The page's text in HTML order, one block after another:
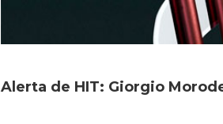
Alerta de HIT: Giorgio